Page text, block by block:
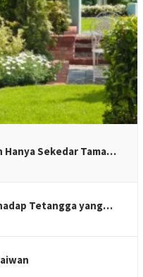
Hanya Sekedar Tama…
Tetangga yang…